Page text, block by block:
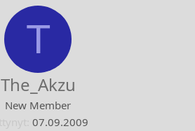
T
The_Akzu
New Member
07.09.2009